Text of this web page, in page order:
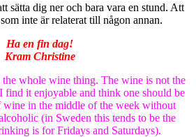
sätta dig ner och bara vara en stund. Att
inte är relaterat till någon annan.
Ha en fin dag!
Kram Christine
the whole wine thing. The wine is not the
find it enjoyable and think one should be
wine in the middle of the week without
(in Sweden this tends to be the
is for Fridays and Saturdays).